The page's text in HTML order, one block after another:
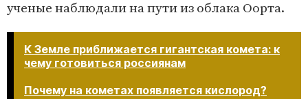
ученые наблюдали на пути из облака Оорта.
К Земле приближается гигантская комета: к
чему готовиться россиянам
Почему на кометах появляется кислород?